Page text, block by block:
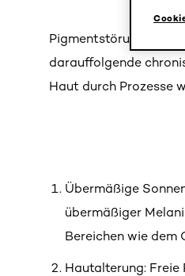
Pigmentstörungen
darauffolgende
Haut durch Prozesse
Übermäßige
übermäßiger
Bereichen wie dem
Hautalterung: Freie